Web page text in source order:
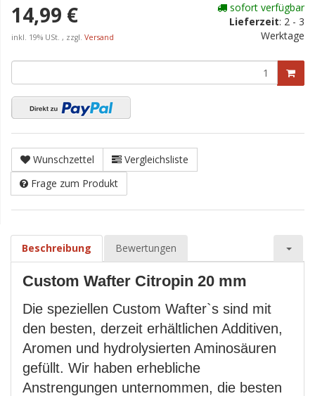
14,99 €
inkl. 19% USt. , zzgl. Versand
sofort verfügbar
Lieferzeit: 2 - 3
Werktage
Wunschzettel
Vergleichsliste
Frage zum Produkt
Beschreibung Bewertungen
Custom Wafter Citropin 20 mm
Die speziellen Custom Wafter`s sind mit
den besten, derzeit erhältlichen Additiven,
Aromen und hydrolysierten Aminosäuren
gefüllt. Wir haben erhebliche
Anstrengungen unternommen, die besten